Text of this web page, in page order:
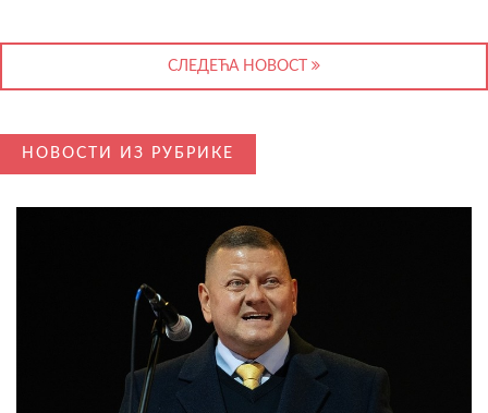
СЛЕДЕЋА НОВОСТ
НОВОСТИ ИЗ РУБРИКЕ